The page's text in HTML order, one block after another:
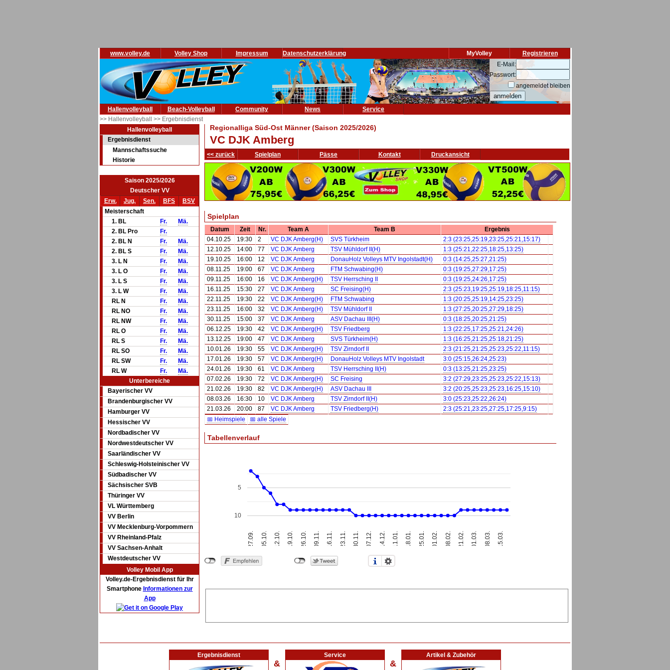
www.volley.de Volley Shop Impressum Datenschutzerklärung Registrieren
MyVolley
E-Mail:
Passwort:
angemeldet bleiben
Hallenvolleyball Beach-Volleyball Community News
Service
>> Hallenvolleyball >> Ergebnisdienst
Hallenvolleyball
Ergebnisdienst
Mannschaftssuche
Historie
Saison 2025/2026
Deutscher VV
Erw.
Jug. Sen. BFS
BSV
Meisterschaft
1. BL
Fr.
Mä.
2. BL Pro
Fr.
2. BL N
Fr.
Mä.
2. BL S
Fr.
Mä.
3. L N
Fr.
Mä.
3. L O
Fr.
Mä.
3. L S
Fr.
Mä.
3. L W
Fr.
Mä.
RL N
Fr.
Mä.
RL NO
Fr.
Mä.
RL NW
Fr.
Mä.
RL O
Fr.
Mä.
RL S
Fr.
Mä.
RL SO
Fr.
Mä.
RL SW
Fr.
Mä.
RL W
Fr.
Mä.
Unterbereiche
Bayerischer VV
Brandenburgischer VV
Hamburger VV
Hessischer VV
Nordbadischer VV
Nordwestdeutscher VV
Saarländischer VV
Schleswig-Holsteinischer VV
Südbadischer VV
Sächsischer SVB
Thüringer VV
VL Württemberg
VV Berlin
VV Mecklenburg-Vorpommern
VV Rheinland-Pfalz
VV Sachsen-Anhalt
Westdeutscher VV
Volley Mobil App
Volley.de-Ergebnisdienst für Ihr
Smartphone Informationen zur
App
Regionalliga Süd-Ost Männer (Saison 2025/2026)
VC DJK Amberg
<< zurück Spielplan Pässe Kontakt Druckansicht
Spielplan
Datum Zeit Nr. Team A Team B
Ergebnis
04.10.25
19:30 2 VC DJK Amberg(H) SVS Türkheim
2:3 (23:25,25:19,23:25,25:21,15:17)
12.10.25
14:00 77 VC DJK Amberg TSV Mühldorf II(H)
1:3 (25:21,22:25,18:25,13:25)
19.10.25
16:00 12 VC DJK Amberg DonauHolz Volleys MTV Ingolstadt(H)
0:3 (14:25,25:27,21:25)
08.11.25
19:00 67 VC DJK Amberg FTM Schwabing(H)
0:3 (19:25,27:29,17:25)
09.11.25
16:00 16 VC DJK Amberg(H) TSV Herrsching II
0:3 (19:25,24:26,17:25)
16.11.25
15:30 27 VC DJK Amberg SC Freising(H)
2:3 (25:23,19:25,25:19,18:25,11:15)
22.11.25
19:30 22 VC DJK Amberg(H) FTM Schwabing
1:3 (20:25,25:19,14:25,23:25)
23.11.25
16:00 32 VC DJK Amberg(H) TSV Mühldorf II
1:3 (27:25,20:25,27:29,18:25)
30.11.25
15:00 37 VC DJK Amberg ASV Dachau III(H)
0:3 (18:25,20:25,21:25)
06.12.25
19:30 42 VC DJK Amberg(H) TSV Friedberg
1:3 (22:25,17:25,25:21,24:26)
13.12.25
19:00 47 VC DJK Amberg SVS Türkheim(H)
1:3 (16:25,21:25,25:18,21:25)
10.01.26
19:30 55 VC DJK Amberg(H) TSV Zirndorf II
2:3 (21:25,21:25,25:23,25:22,11:15)
17.01.26
19:30 57 VC DJK Amberg(H) DonauHolz Volleys MTV Ingolstadt
3:0 (25:15,26:24,25:23)
24.01.26
19:30 61 VC DJK Amberg TSV Herrsching II(H)
0:3 (13:25,21:25,23:25)
07.02.26
19:30 72 VC DJK Amberg(H) SC Freising
3:2 (27:29,23:25,25:23,25:22,15:13)
21.02.26
19:30 82 VC DJK Amberg(H) ASV Dachau III
3:2 (20:25,25:23,25:23,16:25,15:10)
08.03.26
16:30 10 VC DJK Amberg TSV Zirndorf II(H)
3:0 (25:23,25:22,26:24)
21.03.26
20:00 87 VC DJK Amberg TSV Friedberg(H)
2:3 (25:21,23:25,27:25,17:25,9:15)
📅 Heimspiele
📅 alle Spiele
Tabellenverlauf
27.09. 05.10. 12.10. 19.10. 26.10. 09.11. 16.11. 23.11. 30.11. 07.12. 14.12. 11.01. 18.01. 25.01. 01.02. 08.02. 21.02. 01.03. 08.03. 15.03.
5
10
Ergebnisdienst
&
Service
&
Artikel & Zubehör